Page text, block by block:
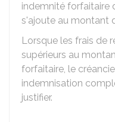
indemnité forfaitaire
s'ajoute au montant
Lorsque les frais de
supérieurs au
forfaitaire, le
indemnisation
justifier.